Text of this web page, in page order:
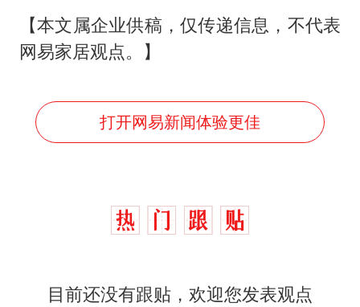
【本文属企业供稿，仅传递信息，不代表
网易家居观点。】
打开网易新闻体验更佳
目前还没有跟贴，欢迎您发表观点